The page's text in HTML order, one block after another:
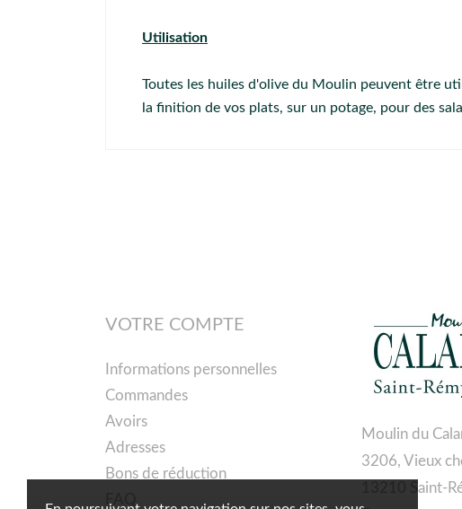
Utilisation
Toutes les huiles d'olive du Moulin peuvent être
la finition de vos plats, sur un potage, pour des
VOTRE COMPTE
Informations personnelles
Commandes
Avoirs
Adresses
Bons de réduction
Moulin du
3206, Vieux
13210 Saint-